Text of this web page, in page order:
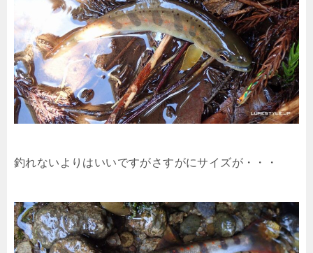
釣れないよりはいいですがさすがにサイズが・・・